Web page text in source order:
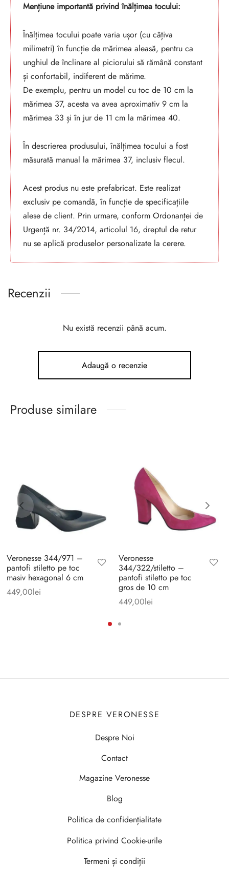
Mențiune importantă privind înălțimea tocului:
Înălțimea tocului poate varia ușor (cu câțiva
milimetri) în funcție de mărimea aleasă, pentru ca
unghiul de înclinare al piciorului să rămână constant
și confortabil, indiferent de mărime.
De exemplu, pentru un model cu toc de 10 cm la
mărimea 37, acesta va avea aproximativ 9 cm la
mărimea 33 și în jur de 11 cm la mărimea 40.
În descrierea produsului, înălțimea tocului a fost
măsurată manual la mărimea 37, inclusiv flecul.
Acest produs nu este prefabricat. Este realizat
exclusiv pe comandă, în funcție de specificațiile
alese de client. Prin urmare, conform Ordonanței de
Urgență nr. 34/2014, articolul 16, dreptul de retur
nu se aplică produselor personalizate la cerere.
Recenzii
Nu există recenzii până acum.
Adaugă o recenzie
Produse similare
Veronesse 344/971 –
pantofi stiletto pe toc
masiv hexagonal 6 cm
449,00lei
Veronesse
344/322/stiletto –
pantofi stiletto pe toc
gros de 10 cm
449,00lei
DESPRE VERONESSE
Despre Noi
Contact
Magazine Veronesse
Blog
Politica de confidențialitate
Politica privind Cookie-urile
Termeni și condiții